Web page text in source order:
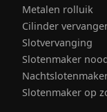
Metalen rolluik
Cilinder
Slotvervanging
Slotenmaker
Slotenmaker op